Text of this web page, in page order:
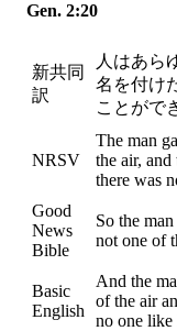
Gen. 2:20
新共同
訳
人はあら
名を付け
ことがで
NRSV
The man
the air,
there was
Good
News
Bible
So the
not one of
Basic
English
And the
of the air
no one like